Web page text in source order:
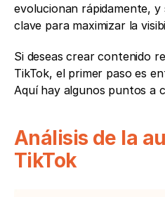
evolucionan rápidamente, y
clave para maximizar la
Si deseas crear contenido
TikTok, el primer paso es
Aquí hay algunos puntos a
Análisis de la
TikTok